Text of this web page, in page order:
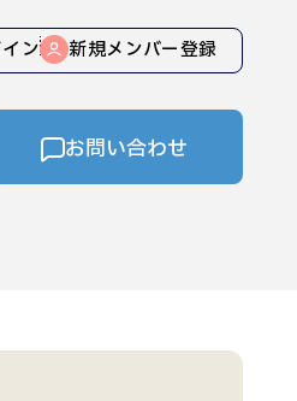
ン 新規メンバー登録
お問い合わせ